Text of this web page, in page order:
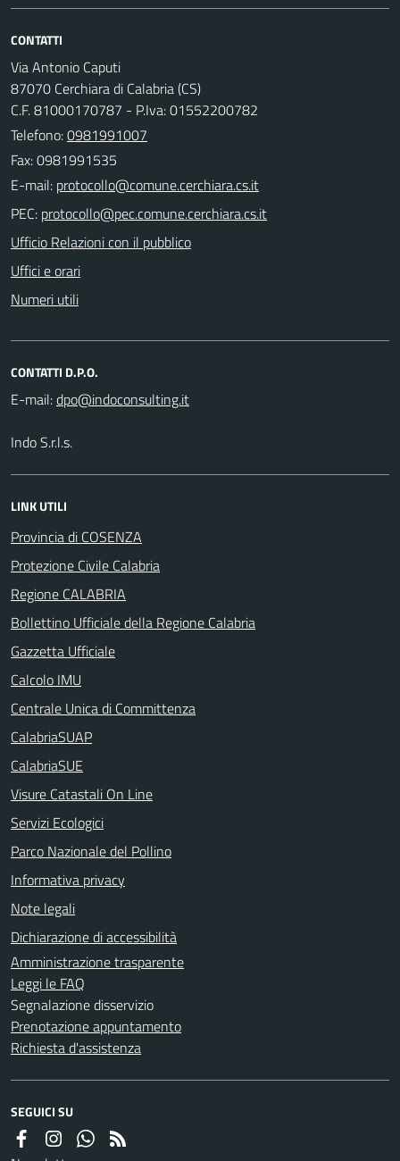
CONTATTI
Via Antonio Caputi
87070 Cerchiara di Calabria (CS)
C.F. 81000170787 - P.Iva: 01552200782
Telefono:0981991007
Fax: 0981991535
E-mail:
PEC:
Ufficio Relazioni con il pubblico
Uffici e orari
Numeri utili
CONTATTI D.P.O.
E-mail:
Indo S.r.l.s.
LINK UTILI
Provincia di COSENZA
Protezione Civile Calabria
Regione CALABRIA
Bollettino Ufficiale della Regione Calabria
Gazzetta Ufficiale
Calcolo IMU
Centrale Unica di Committenza
CalabriaSUAP
CalabriaSUE
Visure Catastali On Line
Servizi Ecologici
Parco Nazionale del Pollino
Informativa privacy
Note legali
Dichiarazione di accessibilità
Amministrazione trasparente
Leggi le FAQ
Segnalazione disservizio
Prenotazione appuntamento
Richiesta d'assistenza
SEGUICI SU